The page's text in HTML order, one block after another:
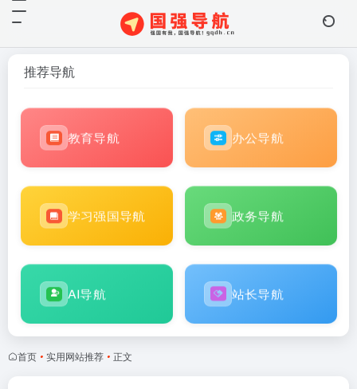
推荐导航
教育导航 办公导航
学习强国导航 政务导航
AI导航 站长导航
首页 • 实用网站推荐 • 正文